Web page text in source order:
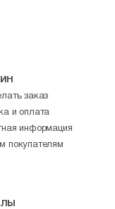
заказ
и оплата
информация
покупателям